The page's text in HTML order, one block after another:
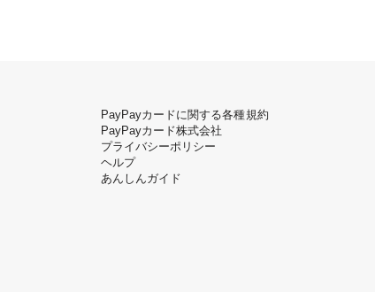
PayPayカードに関する各種規約
PayPayカード株式会社
プライバシーポリシー
ヘルプ
あんしんガイド